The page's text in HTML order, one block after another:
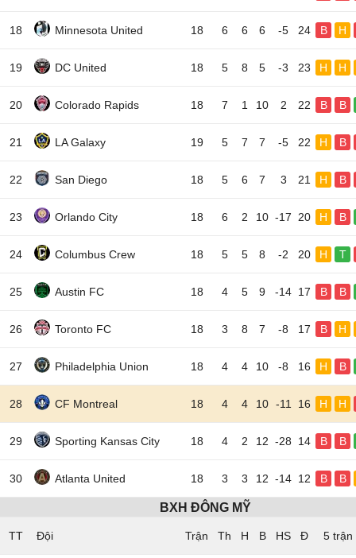
18 Minnesota United 18 6 6 6 -5 24 B H
19 DC United 18 5 8 5 -3 23 H H
20 Colorado Rapids 18 7 1 10 2 22 B B
21 LA Galaxy 19 5 7 7 -5 22 H B
22 San Diego 18 5 6 7 3 21 H B
23 Orlando City 18 6 2 10 -17 20 H B
24 Columbus Crew 18 5 5 8 -2 20 H T
25 Austin FC 18 4 5 9 -14 17 B B
26 Toronto FC 18 3 8 7 -8 17 B H
27 Philadelphia Union 18 4 4 10 -8 16 H B
28 CF Montreal 18 4 4 10 -11 16 H H
29 Sporting Kansas City 18 4 2 12 -28 14 B B
30 Atlanta United 18 3 3 12 -14 12 B B
BXH ĐÔNG MỸ
TT Đội 5 trận